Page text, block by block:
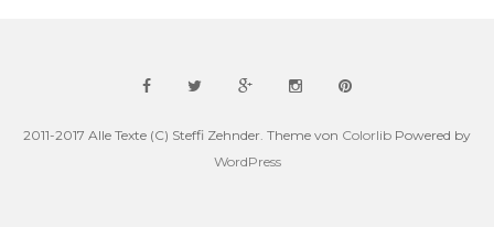
2011-2017 Alle Texte (C) Steffi Zehnder. Theme von Colorlib Powered by
WordPress